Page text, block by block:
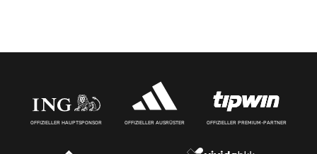
OFFIZIELLER HAUPTSPONSOR OFFIZIELLER AUSRÜSTER OFFIZIELLER PREMIUM-PARTNER